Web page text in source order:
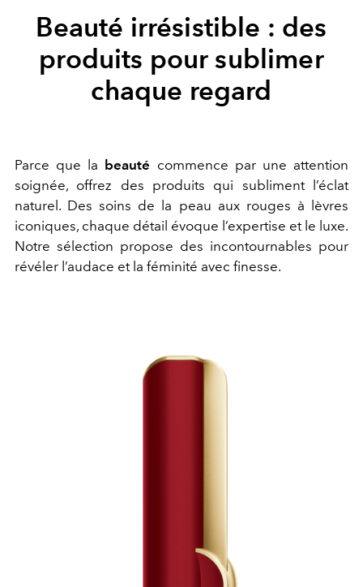
Beauté irrésistible : des
produits pour sublimer
chaque regard
Parce que la beauté commence par une attention
soignée, offrez des produits qui subliment l’éclat
naturel. Des soins de la peau aux rouges à lèvres
iconiques, chaque détail évoque l’expertise et le luxe.
Notre sélection propose des incontournables pour
révéler l’audace et la féminité avec finesse.